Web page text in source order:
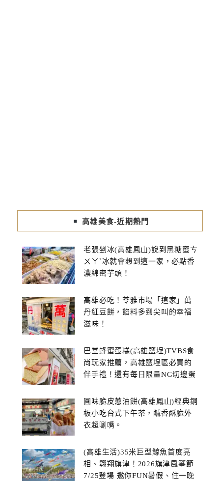
高雄美食-近期熱門
老張剉冰(高雄鳳山)說到黑糖蜜ㄘ
ㄨㄚˋ冰就會想到這一家，必點香
濃綿密芋頭！
高雄必吃！苓雅市場「這家」萬
丹紅豆餅，餡料多到尖叫的幸福
滋味！
巴堂蜂蜜蛋糕(高雄鹽埕)TVBS食
尚玩家推薦，高雄鹽埕區必買的
伴手禮！還有每日限量NG切邊蛋
圓味脆皮蔥油餅(高雄鳳山)經典銅
板小吃台式下午茶，鹹香酥脆外
衣超唰嘴。
(高雄生活)35米巨型鯨魚首度亮
相、翱翔旗津！2026旗津風箏節
7/25登場 邀你FUN暑假、住一晚